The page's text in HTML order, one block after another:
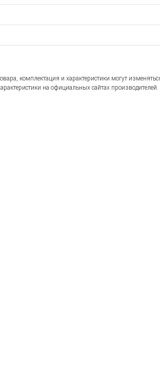
комплектация и характеристики могут
на официальных сайтах производителей.